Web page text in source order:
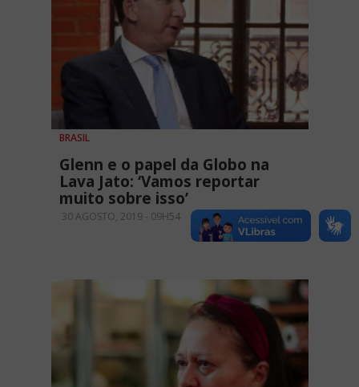
BRASIL
Glenn e o papel da Globo na
Lava Jato: ‘Vamos reportar
muito sobre isso’
30 AGOSTO, 2019 - 09H54